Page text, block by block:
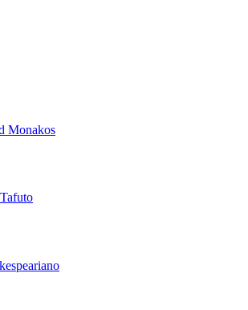
and Monakos